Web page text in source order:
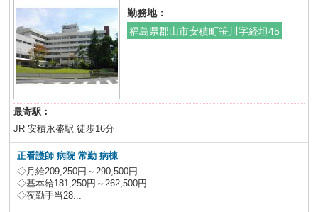
勤務地：
福島県郡山市安積町笹川字経坦45
最寄駅：
JR 安積永盛駅 徒歩16分
正看護師 病院 常勤 病棟
◇月給209,250円～290,500円
◇基本給181,250円～262,500円
◇夜勤手当28...